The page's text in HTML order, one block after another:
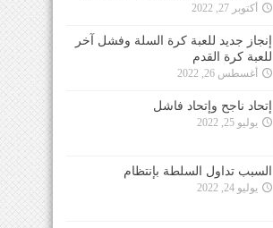
أكتوبر 27, 2022
إنجاز جديد للعبة كرة السلة وفشل آخر
للعبة كرة القدم
أغسطس 26, 2022
إتحاد ناجح وإتحاد فاشل
يوليو 25, 2022
السبب تداول السلطة بإنتظام
يوليو 24, 2022